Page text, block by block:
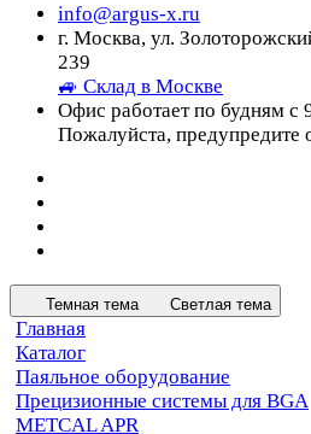
info@argus-x.ru
г. Москва, ул.
239
🚙 Склад в Москве
Офис работает по будням с
Пожалуйста, предупредите
Темная тема Светлая тема
Главная
Каталог
Паяльное оборудование
Прецизионные системы для BGA
METCAL APR